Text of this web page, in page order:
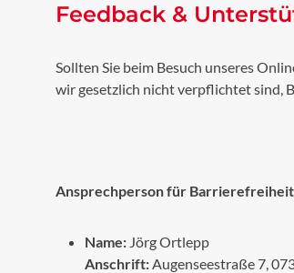
Feedback &
Sollten Sie beim Besuch unseres
wir gesetzlich nicht verpflichtet sind,
Ansprechperson für
Name: Jörg Ortlepp
Anschrift:Augenseestraße 7,